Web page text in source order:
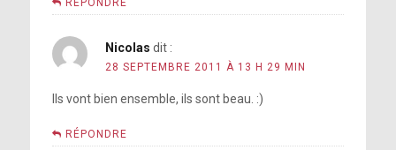
Nicolas dit :
28 SEPTEMBRE 2011 À 13 H 29 MIN
Ils vont bien ensemble, ils sont beau. :)
RÉPONDRE